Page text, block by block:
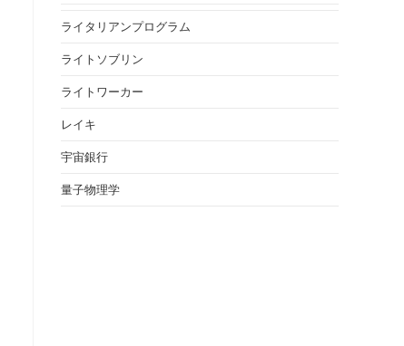
ライタリアンプログラム
ライトソブリン
ライトワーカー
レイキ
宇宙銀行
量子物理学